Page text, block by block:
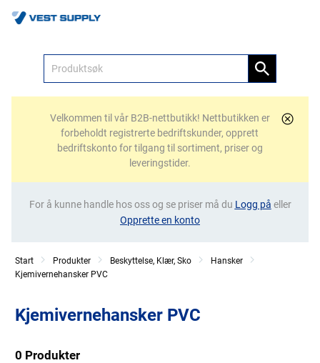
Velkommen til vår B2B-nettbutikk! Nettbutikken er
forbeholdt registrerte bedriftskunder, opprett
bedriftskonto for tilgang til sortiment, priser og
leveringstider.
For å kunne handle hos oss og se priser må du Logg på eller
Opprette en konto
Start Produkter Beskyttelse, Klær, Sko
Hansker
Kjemivernehansker PVC
Kjemivernehansker PVC
0 Produkter